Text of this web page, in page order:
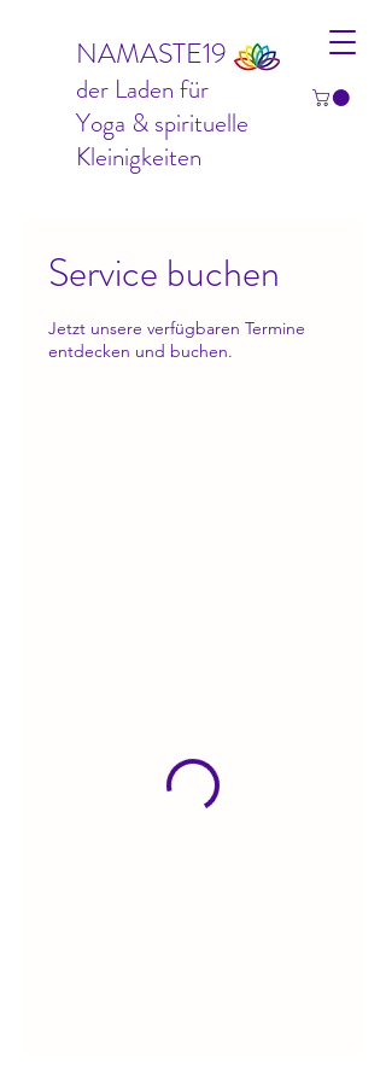
NAMASTE19
der Laden für
Yoga & spirituelle
Kleinigkeiten
Service buchen
Jetzt unsere verfügbaren Termine
entdecken und buchen.